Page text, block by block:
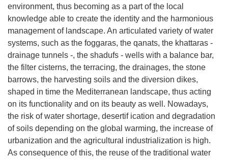
environment, thus becoming as a part of the local
knowledge able to create the identity and the harmonious
management of landscape. An articulated variety of water
systems, such as the foggaras, the qanats, the khattaras -
drainage tunnels -, the shadufs - wells with a balance bar,
the filter cisterns, the terracing, the drainages, the stone
barrows, the harvesting soils and the diversion dikes,
shaped in time the Mediterranean landscape, thus acting
on its functionality and on its beauty as well. Nowadays,
the risk of water shortage, desertif ication and degradation
of soils depending on the global warming, the increase of
urbanization and the agricultural industrialization is high.
As consequence of this, the reuse of the traditional water